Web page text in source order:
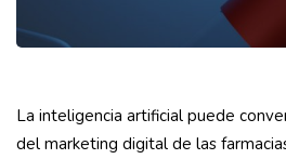
La inteligencia artificial puede
del marketing digital de las